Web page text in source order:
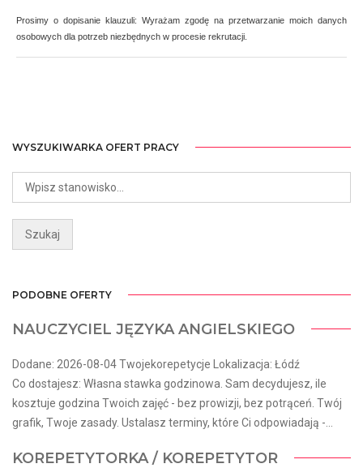
Prosimy o dopisanie klauzuli: Wyrażam zgodę na przetwarzanie moich danych
osobowych dla potrzeb niezbędnych w procesie rekrutacji.
WYSZUKIWARKA OFERT PRACY
PODOBNE OFERTY
NAUCZYCIEL JĘZYKA ANGIELSKIEGO
Dodane: 2026-08-04 Twojekorepetycje Lokalizacja: Łódź
Co dostajesz: Własna stawka godzinowa. Sam decydujesz, ile
kosztuje godzina Twoich zajęć - bez prowizji, bez potrąceń. Twój
grafik, Twoje zasady. Ustalasz terminy, które Ci odpowiadają -...
KOREPETYTORKA / KOREPETYTOR